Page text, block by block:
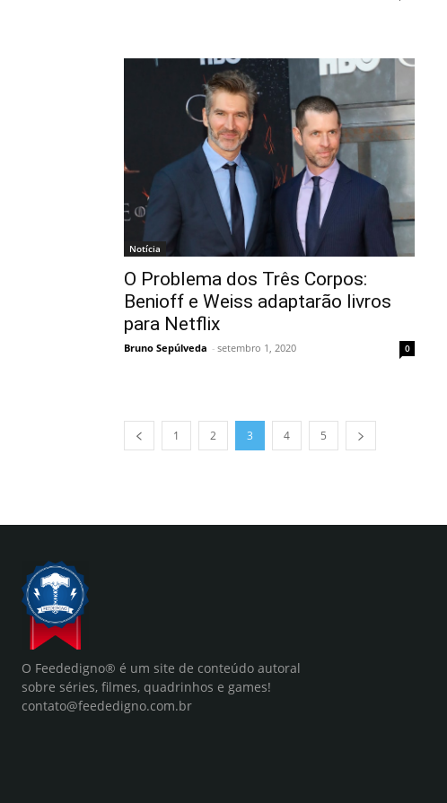
Notícia
O Problema dos Três Corpos:
Benioff e Weiss adaptarão livros
para Netflix
Bruno Sepúlveda - setembro 1, 2020 0
1 2 3 4 5
O Feededigno® é um site de conteúdo autoral
sobre séries, filmes, quadrinhos e games!
contato@feededigno.com.br